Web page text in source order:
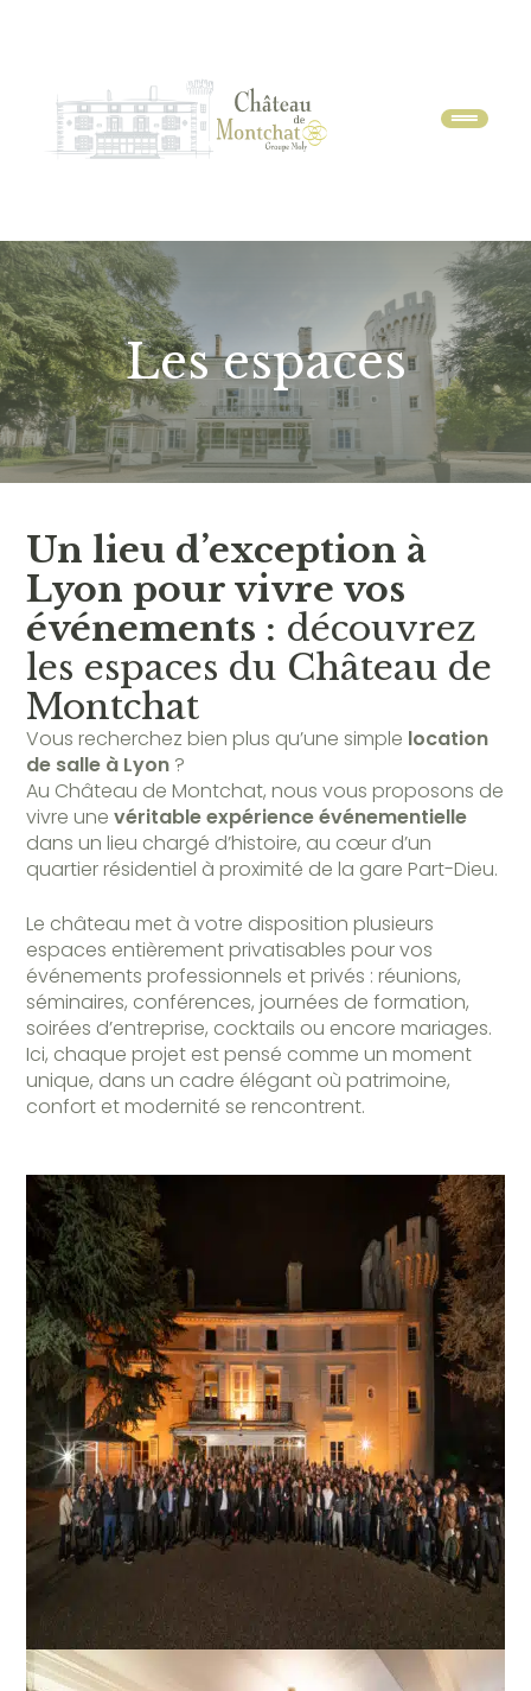
Menu
Les espaces
Un lieu d’exception à
Lyon pour vivre vos
événements : découvrez
les espaces du Château de
Montchat
Vous recherchez bien plus qu’une simple location
de salle à Lyon ?
Au Château de Montchat, nous vous proposons de
vivre unevéritable expérience événementielle
dans un lieu chargé d’histoire, au cœur d’un
quartier résidentiel à proximité de la gare Part-Dieu.
Le château met à votre disposition plusieurs
espaces entièrement privatisables pour vos
événements professionnels et privés : réunions,
séminaires, conférences, journées de formation,
soirées d’entreprise, cocktails ou encore mariages.
Ici, chaque projet est pensé comme un moment
unique, dans un cadre élégant où patrimoine,
confort et modernité se rencontrent.